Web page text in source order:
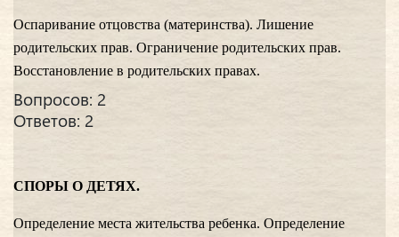
Оспаривание отцовства (материнства). Лишение
родительских прав. Ограничение родительских прав.
Восстановление в родительских правах.
Вопросов: 2
Ответов: 2
СПОРЫ О ДЕТЯХ.
Определение места жительства ребенка. Определение